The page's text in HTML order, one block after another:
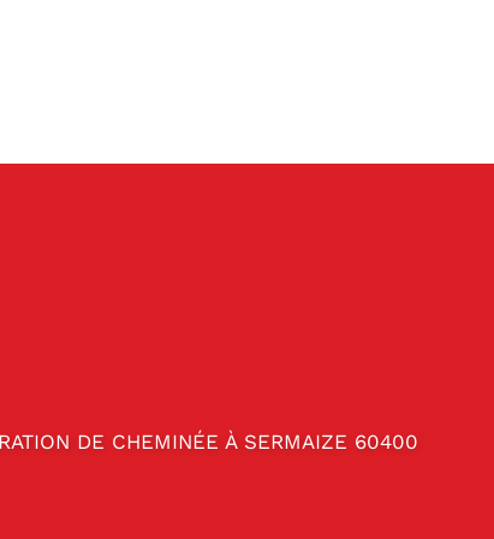
DE CHEMINÉE À SERMAIZE 60400